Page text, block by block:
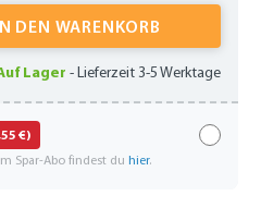
den gewünschten
DEN WARENKORB
Lager -Lieferzeit 3-5 Werktage
€)
Spar-Abo findest du hier.